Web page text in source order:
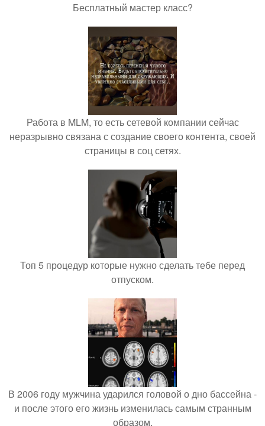
Бесплатный мастер класс?
Работа в MLM, то есть сетевой компании сейчас
неразрывно связана с создание своего контента, своей
страницы в соц сетях.
Топ 5 процедур которые нужно сделать тебе перед
отпуском.
В 2006 году мужчина ударился головой о дно бассейна -
и после этого его жизнь изменилась самым странным
образом.